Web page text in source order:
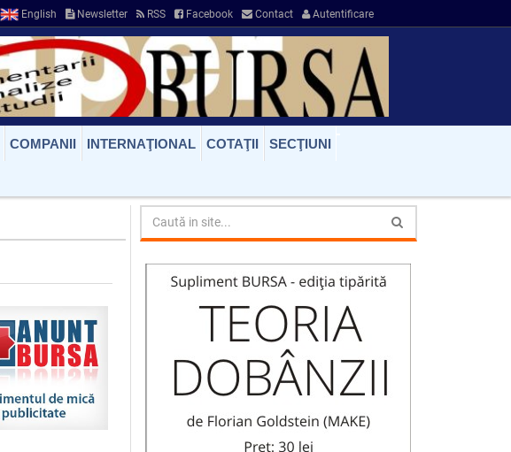
English Newsletter RSS Facebook Contact Autentificare
COMPANII INTERNAŢIONAL COTAŢII SECŢIUNI